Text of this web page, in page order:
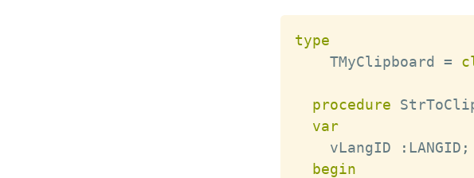
type
    TMyClipboard
=
procedure
var
    vLangID
: LANGID ;
begin